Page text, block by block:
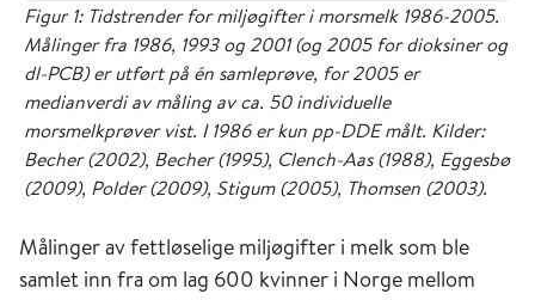
Figur 1: Tidstrender for miljøgifter i morsmelk 1986-2005.
Målinger fra 1986, 1993 og 2001 (og 2005 for dioksiner og
dl-PCB) er utført på én samleprøve, for 2005 er
medianverdi av måling av ca. 50 individuelle
morsmelkprøver vist. I 1986 er kun pp-DDE målt. Kilder:
Becher (2002), Becher (1995), Clench-Aas (1988), Eggesbø
(2009), Polder (2009), Stigum (2005), Thomsen (2003).
Målinger av fettløselige miljøgifter i melk som ble
samlet inn fra om lag 600 kvinner i Norge mellom